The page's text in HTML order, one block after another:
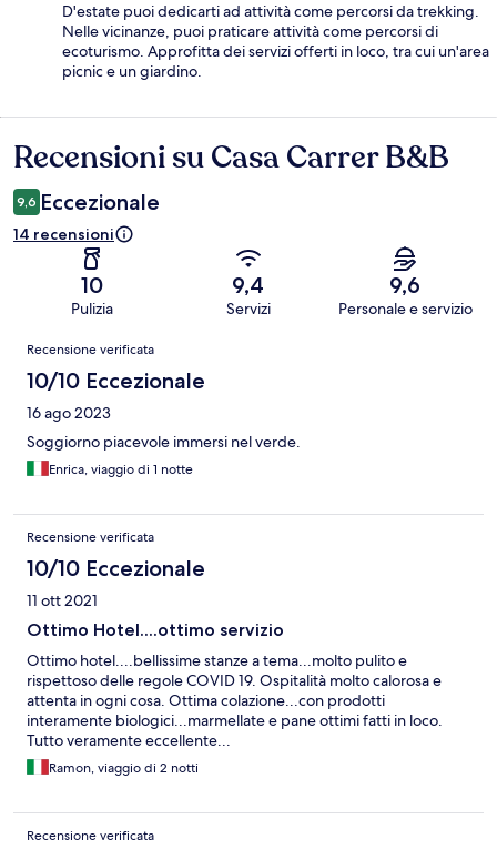
D'estate puoi dedicarti ad attività come percorsi da trekking.
Nelle vicinanze, puoi praticare attività come percorsi di
ecoturismo. Approfitta dei servizi offerti in loco, tra cui un'area
picnic e un giardino.
Recensioni
Recensioni su Casa Carrer B&B
9,6 Eccezionale
14 recensioni
10
Pulizia
9,4
Servizi
9,6
Personale e servizio
Recensioni
Recensione verificata
10/10 Eccezionale
16 ago 2023
Soggiorno piacevole immersi nel verde.
Enrica, viaggio di 1 notte
Recensione verificata
10/10 Eccezionale
11 ott 2021
Ottimo Hotel....ottimo servizio
Ottimo hotel....bellissime stanze a tema...molto pulito e
rispettoso delle regole COVID 19. Ospitalità molto calorosa e
attenta in ogni cosa. Ottima colazione...con prodotti
interamente biologici...marmellate e pane ottimi fatti in loco.
Tutto veramente eccellente...
Ramon, viaggio di 2 notti
Recensione verificata